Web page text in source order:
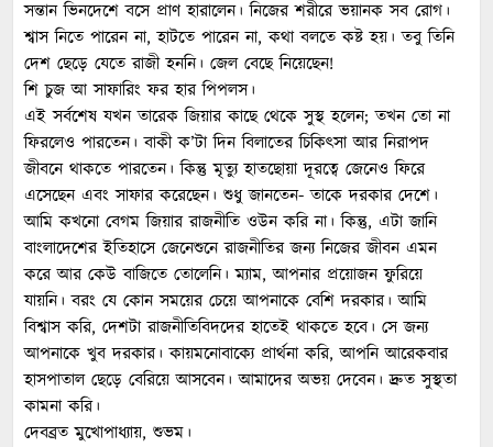
সন্তান ভিনদেশে বসে প্রাণ হারালেন। নিজের শরীরে ভয়ানক সব রোগ।
শ্বাস নিতে পারেন না, হাটতে পারেন না, কথা বলতে কষ্ট হয়। তবু তিনি
দেশ ছেড়ে যেতে রাজী হননি। জেল বেছে নিয়েছেন!
শি চুজ আ সাফারিং ফর হার পিপলস।
এই সর্বশেষ যখন তারেক জিয়ার কাছে থেকে সুস্থ হলেন; তখন তো না
ফিরলেও পারতেন। বাকী ক’টা দিন বিলাতের চিকিৎসা আর নিরাপদ
জীবনে থাকতে পারতেন। কিন্তু মৃত্যু হাতছোয়া দূরত্বে জেনেও ফিরে
এসেছেন এবং সাফার করেছেন। শুধু জানতেন- তাকে দরকার দেশে।
আমি কখনো বেগম জিয়ার রাজনীতি ওউন করি না। কিন্তু, এটা জানি
বাংলাদেশের ইতিহাসে জেনেশুনে রাজনীতির জন্য নিজের জীবন এমন
করে আর কেউ বাজিতে তোলেনি। ম্যাম, আপনার প্রয়োজন ফুরিয়ে
যায়নি। বরং যে কোন সময়ের চেয়ে আপনাকে বেশি দরকার। আমি
বিশ্বাস করি, দেশটা রাজনীতিবিদদের হাতেই থাকতে হবে। সে জন্য
আপনাকে খুব দরকার। কায়মনোবাক্যে প্রার্থনা করি, আপনি আরেকবার
হাসপাতাল ছেড়ে বেরিয়ে আসবেন। আমাদের অভয় দেবেন। দ্রুত সুস্থতা
কামনা করি।
দেবব্রত মুখোপাধ্যায়, শুভম।